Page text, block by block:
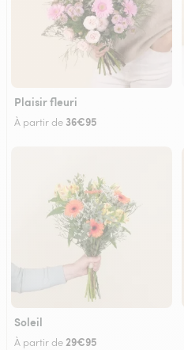
Plaisir fleuri
À partir de 36€95
Soleil
À partir de 29€95